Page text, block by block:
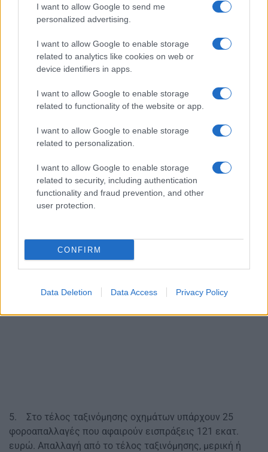
I want to allow Google to send me
personalized advertising.
I want to allow Google to enable storage
related to analytics like cookies on web or
device identifiers in apps.
I want to allow Google to enable storage
related to functionality of the website or app.
I want to allow Google to enable storage
related to personalization.
I want to allow Google to enable storage
related to security, including authentication
functionality and fraud prevention, and other
user protection.
CONFIRM
Data Deletion Data Access Privacy Policy
φάρμακα και βιβλία, καθώς και η απαλλαγή από τον ΦΠΑ
των ταχυδρομικών υπηρεσιών.
5. Στο τέλος ταξινόμησης οχημάτων υπάρχουν 25
φοροαπαλλαγές που αφαιρούν εισπράξεις 121 εκατ.
ευρώ. Απαλλαγή από το τέλος ταξινόμησης, μερική ή